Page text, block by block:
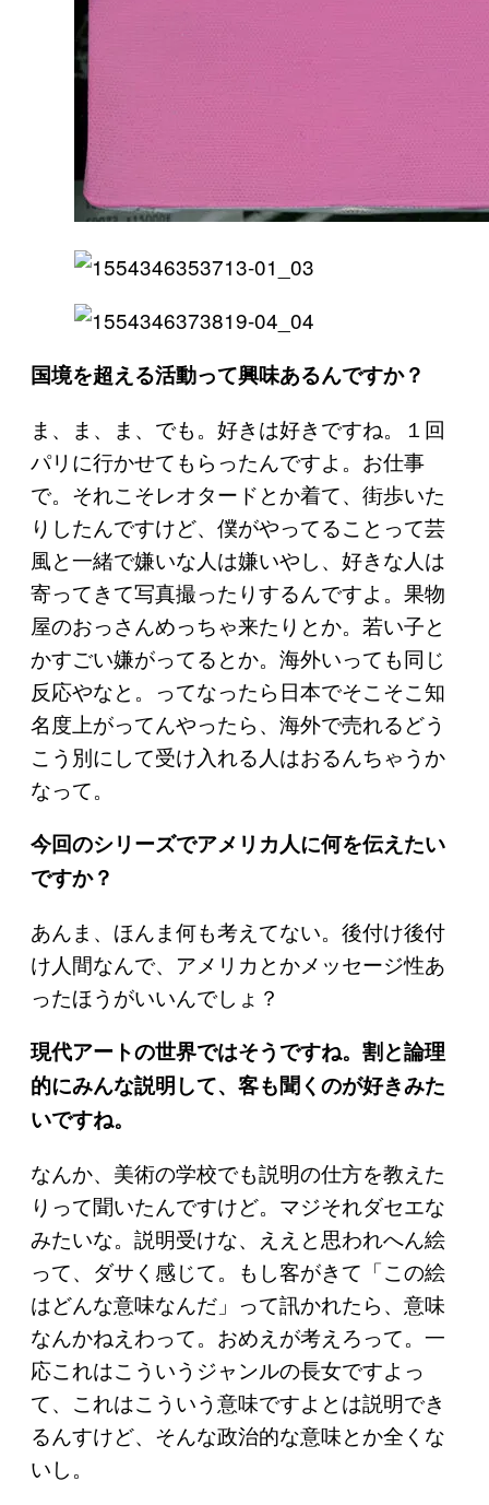
国境を超える活動って興味あるんですか？
ま、ま、ま、でも。好きは好きですね。１回
パリに行かせてもらったんですよ。お仕事
で。それこそレオタードとか着て、街歩いた
りしたんですけど、僕がやってることって芸
風と一緒で嫌いな人は嫌いやし、好きな人は
寄ってきて写真撮ったりするんですよ。果物
屋のおっさんめっちゃ来たりとか。若い子と
かすごい嫌がってるとか。海外いっても同じ
反応やなと。ってなったら日本でそこそこ知
名度上がってんやったら、海外で売れるどう
こう別にして受け入れる人はおるんちゃうか
なって。
今回のシリーズでアメリカ人に何を伝えたい
ですか？
あんま、ほんま何も考えてない。後付け後付
け人間なんで、アメリカとかメッセージ性あ
ったほうがいいんでしょ？
現代アートの世界ではそうですね。割と論理
的にみんな説明して、客も聞くのが好きみた
いですね。
なんか、美術の学校でも説明の仕方を教えた
りって聞いたんですけど。マジそれダセエな
みたいな。説明受けな、ええと思われへん絵
って、ダサく感じて。もし客がきて「この絵
はどんな意味なんだ」って訊かれたら、意味
なんかねえわって。おめえが考えろって。一
応これはこういうジャンルの長女ですよっ
て、これはこういう意味ですよとは説明でき
るんすけど、そんな政治的な意味とか全くな
いし。